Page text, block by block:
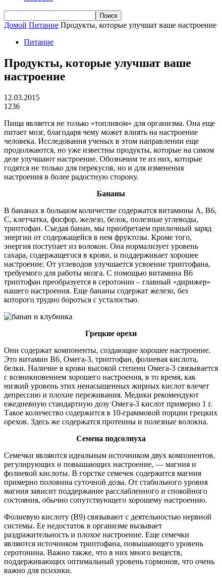
Домой Питание Продукты, которые улучшат ваше настроение
Питание
Продукты, которые улучшат ваше
настроение
12.03.2015
1236
Пища является не только «топливом» для организма. Она еще
питает мозг, благодаря чему может влиять на настроение
человека. Исследования ученых в этом направлении еще
продолжаются, но уже известны продукты, которые на самом
деле улучшают настроение. Обозначим те из них, которые
годятся не только для перекусов, но и для изменения
настроения в более радостную сторону.
Бананы
В бананах в большом количестве содержатся витамины А, В6,
С, клетчатка, фосфор, железо, белок, полезные углеводы,
триптофан. Съедая банан, мы приобретаем приличный заряд
энергии от содержащейся в нем фруктозы. Кроме того,
энергия поступает из волокон. Она нормализует уровень
сахара, содержащегося в крови, и поддерживает хорошее
настроение. От углеводов улучшается усвоение триптофана,
требуемого для работы мозга. С помощью витамина В6
триптофан преобразуется в серотонин – главный «дирижер»
нашего настроения. Еще бананы содержат железо, без
которого трудно бороться с усталостью.
Грецкие орехи
Они содержат компоненты, создающие хорошее настроение.
Это витамин В6, Омега-3, триптофан, фолиевая кислота,
белки. Наличие в крови высокой степени Омега-3 связывается
с возникновением хорошего настроения, в то время, как
низкий уровень этих ненасыщенных жирных кислот влечет
депрессию и плохие переживания. Медики рекомендуют
ежедневную стандартную дозу Омега-3 кислот примерно 1 г.
Такое количество содержится в 10-граммовой порции грецких
орехов. Здесь же содержатся протеины и полезные волокна.
Семена подсолнуха
Семечки являются идеальным источником двух компонентов,
регулирующих и повышающих настроение, — магния и
фолиевой кислоты. В горстке семечек содержится магния
примерно половина суточной дозы. От стабильного уровня
магния зависит поддержание расслабленного и спокойного
состояния, обычно сопутствующего хорошему настроению.
Фолиевую кислоту (В9) связывают с деятельностью нервной
системы. Ее недостаток в организме вызывает
раздражительность и плохое настроение. Еще семечки
являются источником триптофана, повышающего уровень
серотонина. Важно также, что в них много веществ,
поддерживающих оптимальный уровень гормонов, что очень
важно для психики.